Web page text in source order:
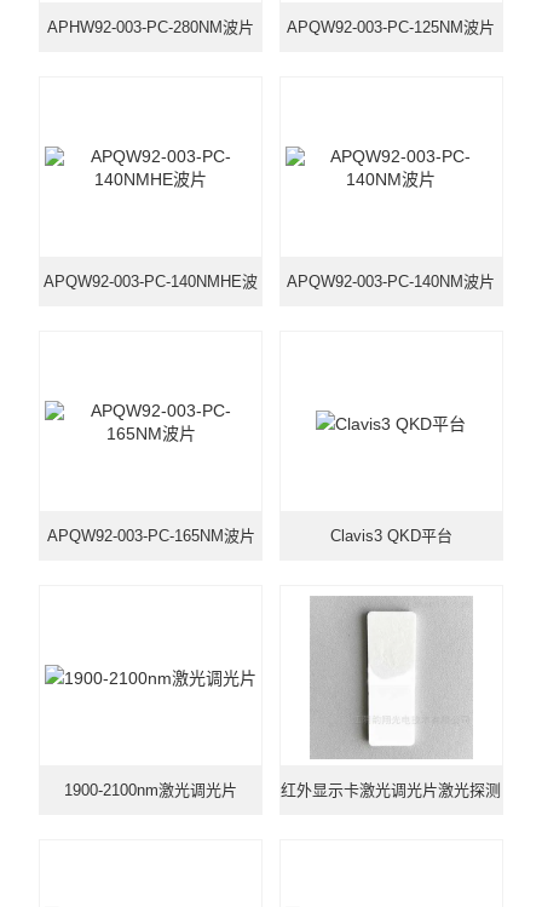
光学成像
APHW92-003-PC-280NM波片 APQW92-003-PC-125NM波片
APQW92-003-PC-140NMHE波 APQW92-003-PC-140NM波片
APQW92-003-PC-165NM波片 Clavis3 QKD平台
1900-2100nm激光调光片 红外显示卡激光调光片激光探测